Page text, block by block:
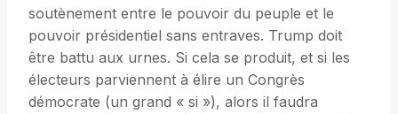
soutènement entre le pouvoir du peuple et le
pouvoir présidentiel sans entraves. Trump doit
être battu aux urnes. Si cela se produit, et si les
électeurs parviennent à élire un Congrès
démocrate (un grand « si »), alors il faudra